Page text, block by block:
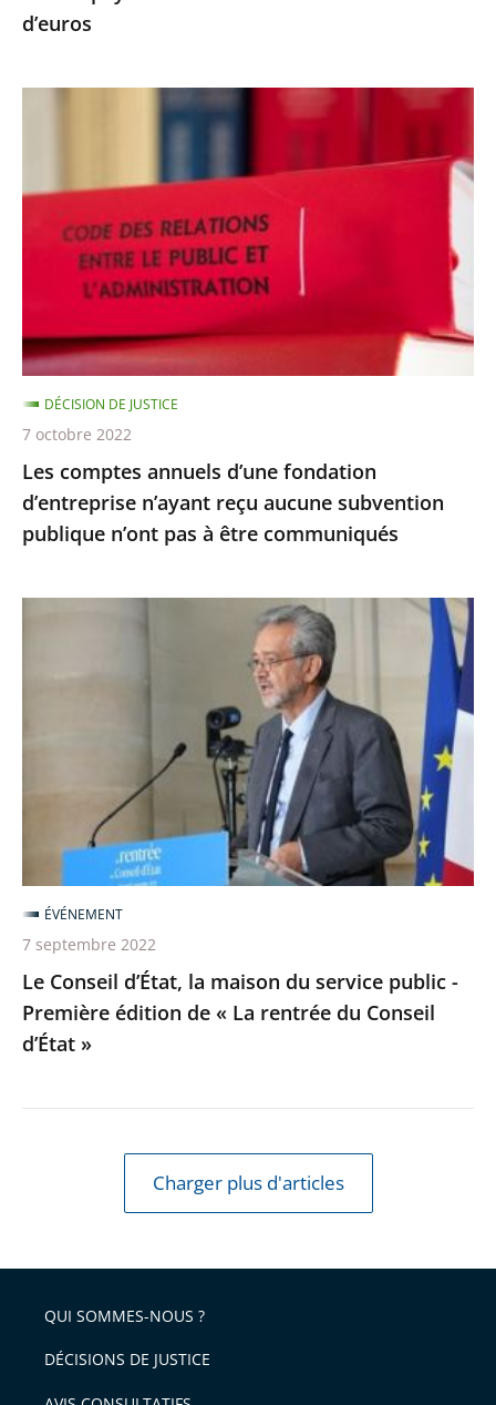
10
d’euros
d’euros
d’une
fondation
d’entreprise
n’ayant
aucune
subvention
publique
n’ont
pas
à
être
Les comptes annuels d’une fondation
d’entreprise n’ayant reçu aucune subvention
publique n’ont pas à être communiqués
DÉCISION DE JUSTICE
7 octobre 2022
d’État,
service
Première
édition
de
«
La
rentrée
Le Conseil d’État, la maison du service public -
Première édition de « La rentrée du Conseil
d’État »
ÉVÉNEMENT
7 septembre 2022
Charger plus d'articles
QUI SOMMES-NOUS ?
DÉCISIONS DE JUSTICE